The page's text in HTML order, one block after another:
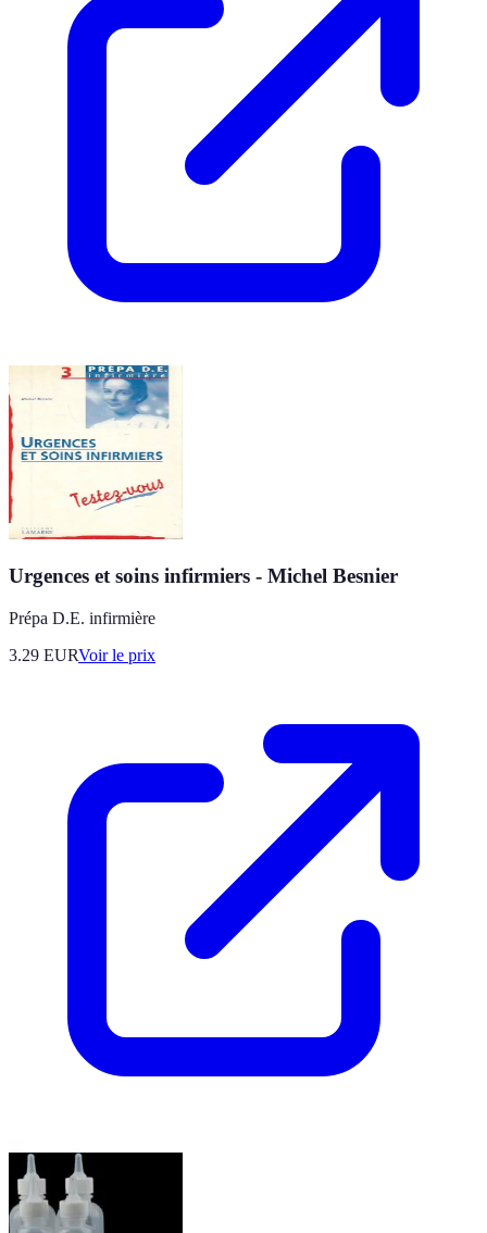
Urgences et soins infirmiers - Michel Besnier
Prépa D.E. infirmière
3.29 EURVoir le prix